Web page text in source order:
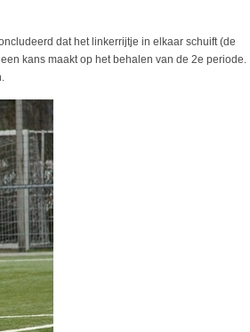
dat het linkerrijtje in elkaar schuift (de
kans maakt op het behalen van de 2e periode.